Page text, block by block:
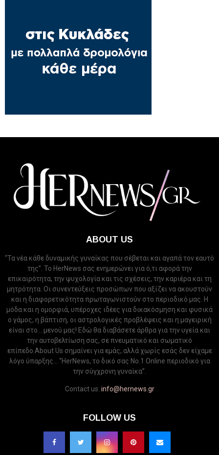
ABOUT US
“Τα νέα κάθε δυναμικής γυναίκας που σέβεται και αγαπά τον εαυτό
της”. Το HerNews σας ενημερώνει για ό,τι αφορά την
επικαιρότητα, την ψυχολογία και τις σχέσεις, την καριέρα και τη
μητρότητα. Οι συνεντεύξεις προσώπων που αξίζει να ακουστούν
και η διαφορετικότητα πρωταγωνιστούν στο περιοδικό μας. Η
μόδα και η ομορφιά, υπέροχες ιδέες για δικακόσμηση και φυσικά
ο γάμος, η βάπτιση, οι αστρολογικές προβλέψεις και η μαγειρική
είναι στο... μενού μας! Εδώ θα διαβάσετε άρθρα για την υγεία και
την αυτοβελτίωση σας, σε πνευματικό και σωματικό
επίπεδο.About Us σημαίνει για εμάς, αλλά χωρίς εσάς δεν είχαμε
λόγο ύπαρξης... “HerNews, το δικό σας Νo.1 Online περιοδικό για
την σύγχρονη γυναίκα”.
Contact us: info@hernews.gr
FOLLOW US